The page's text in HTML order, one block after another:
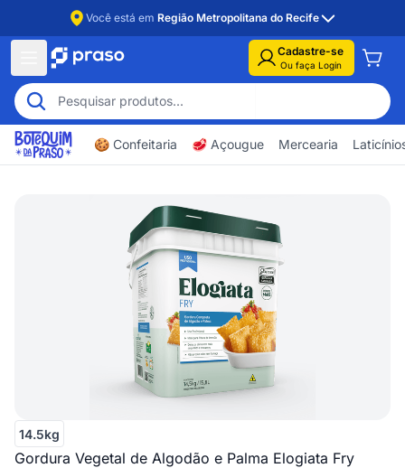
Você está em Região Metropolitana do Recife
Cadastre-se
Ou faça Login
🍪 Confeitaria 🥩 Açougue Mercearia
14.5kg
Gordura Vegetal de Algodão e Palma Elogiata Fry